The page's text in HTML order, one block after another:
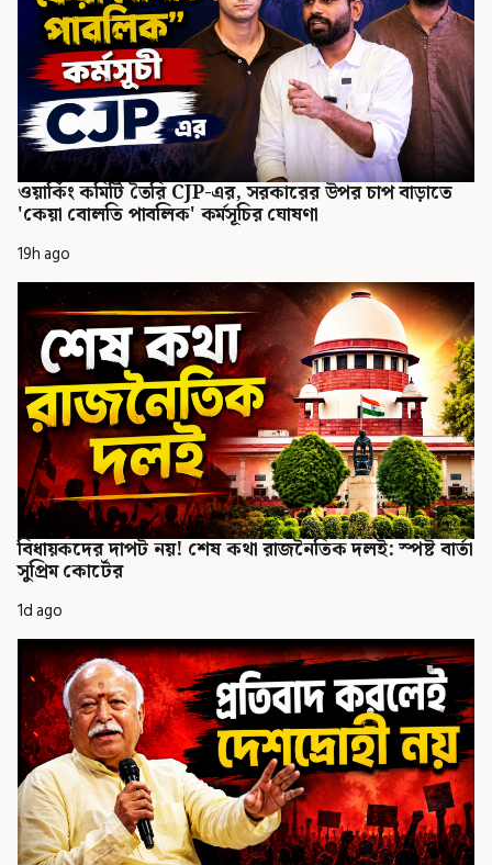
ওয়ার্কিং কমিটি তৈরি CJP-এর, সরকারের উপর চাপ বাড়াতে
'কেয়া বোলতি পাবলিক' কর্মসূচির ঘোষণা
19h ago
বিধায়কদের দাপট নয়! শেষ কথা রাজনৈতিক দলই: স্পষ্ট বার্তা
সুপ্রিম কোর্টের
1d ago